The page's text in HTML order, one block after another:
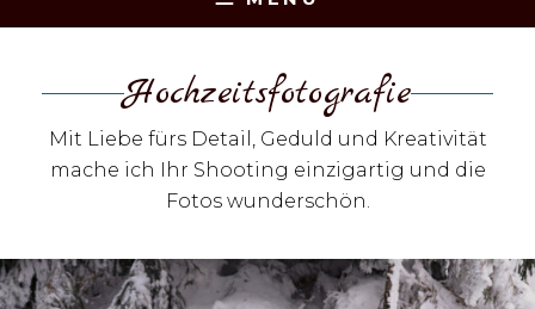
Hochzeitsfotografie
Mit Liebe fürs Detail, Geduld und Kreativität
mache ich Ihr Shooting einzigartig und die
Fotos wunderschön.